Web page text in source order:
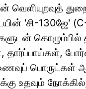
வெளியுறவுத்
'சி-130ஜே'
கொழும்பில்
தார்ப்பாய்கள்,
உணவுப்
உதவும்